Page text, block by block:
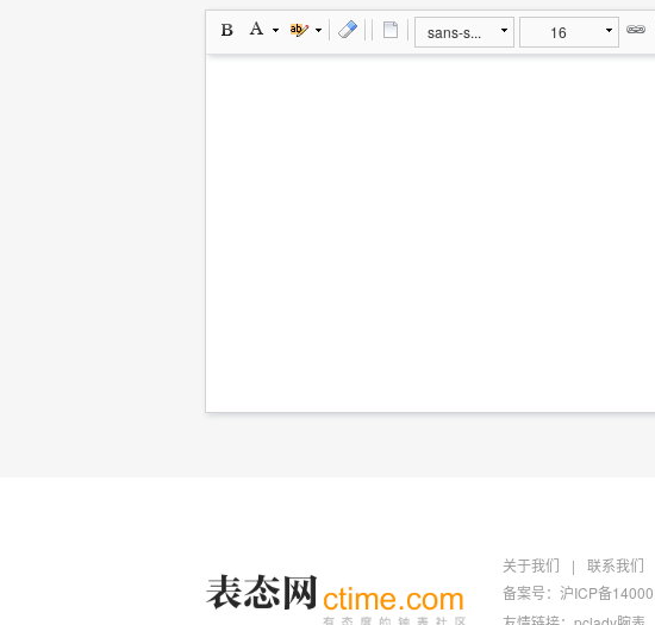
sans-s... 16
关于我们 | 联系我们
备案号：沪ICP备